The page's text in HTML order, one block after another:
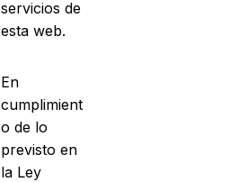
servicios de
esta web.
En
cumplimient
o de lo
previsto en
la Ley